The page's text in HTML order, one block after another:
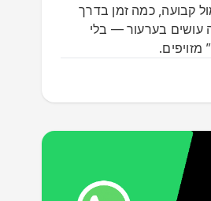
קבועה, כמה זמן בדרך
עושים בערעור — בלי